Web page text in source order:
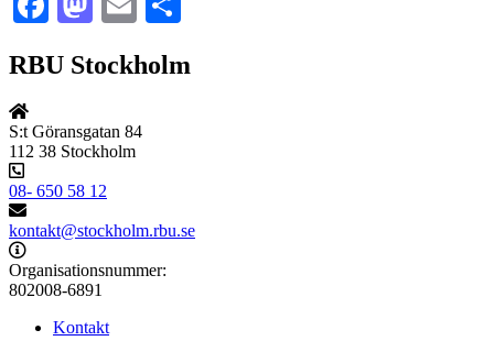
RBU Stockholm
S:t Göransgatan 84
112 38 Stockholm
08- 650 58 12
kontakt@stockholm.rbu.se
Organisationsnummer:
802008-6891
Kontakt